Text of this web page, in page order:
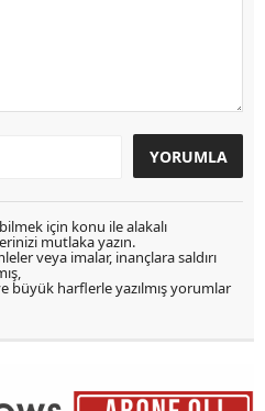
için konu ile alakalı
mutlaka yazın.
veya imalar, inançlara saldırı
büyük harflerle yazılmış yorumlar